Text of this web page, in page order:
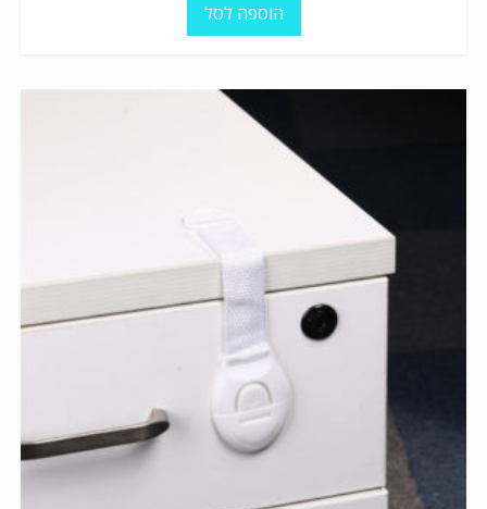
הוספה לסל